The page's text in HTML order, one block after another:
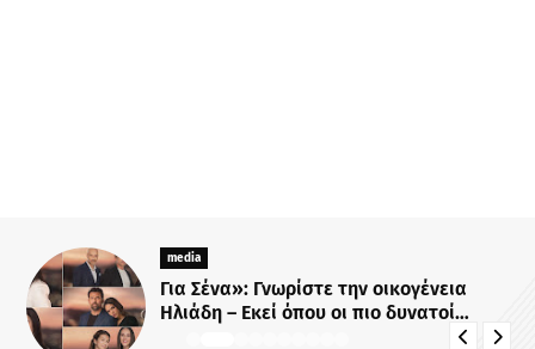
media
Για Σένα»: Γνωρίστε την οικογένεια
Ηλιάδη – Εκεί όπου οι πιο δυνατοί
δεσμοί δοκιμάζονται περισσότερο !